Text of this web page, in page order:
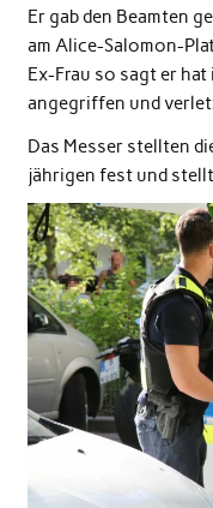
Er gab den Beamten
am Alice-Salomon-
Ex-Frau so sagt er hat
angegriffen und
Das Messer stellten
jährigen fest und